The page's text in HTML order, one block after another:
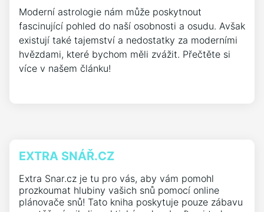
Moderní astrologie nám může poskytnout
fascinující pohled do naší osobnosti a osudu. Avšak
existují také tajemství a nedostatky za moderními
hvězdami, které bychom měli zvážit. Přečtěte si
více v našem článku!
EXTRA SNÁŘ.CZ
Extra Snar.cz je tu pro vás, aby vám pomohl
prozkoumat hlubiny vašich snů pomocí online
plánovače snů! Tato kniha poskytuje pouze zábavu